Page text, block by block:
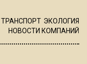
ТРАНСПОРТ ЭКОЛОГИЯ
НОВОСТИ КОМПАНИЙ